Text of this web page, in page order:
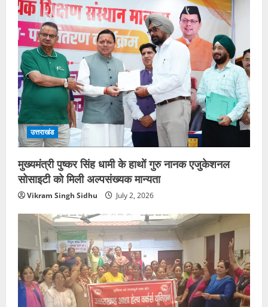
उत्तराखंड
मुख्यमंत्री पुष्कर सिंह धामी के हाथों गुरु नानक एजुकेशनल
सोसाइटी को मिली अल्पसंख्यक मान्यता
Vikram Singh Sidhu July 2, 2026